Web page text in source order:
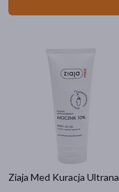
Ziaja Med Kuracja